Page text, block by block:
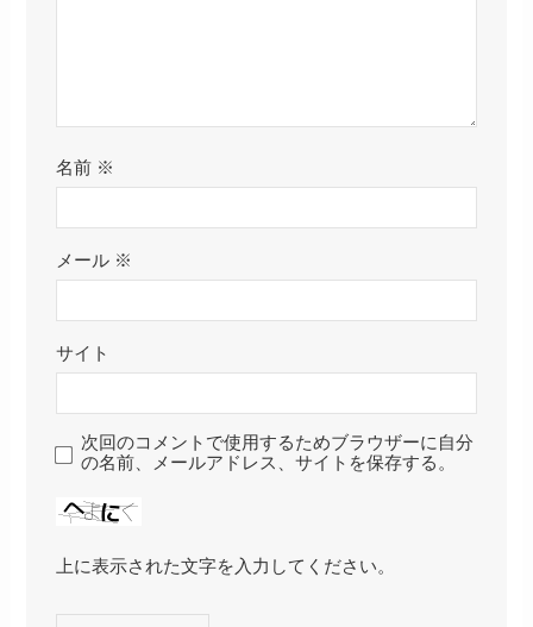
名前 ※
メール ※
サイト
次回のコメントで使用するためブラウザーに自分
の名前、メールアドレス、サイトを保存する。
上に表示された文字を入力してください。